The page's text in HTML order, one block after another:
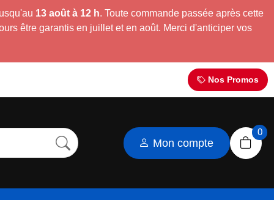
13 août à 12 h. Toute commande passée après cette
être garantis en juillet et en août. Merci d'anticiper vos
Nos Promos
Mon compte
0